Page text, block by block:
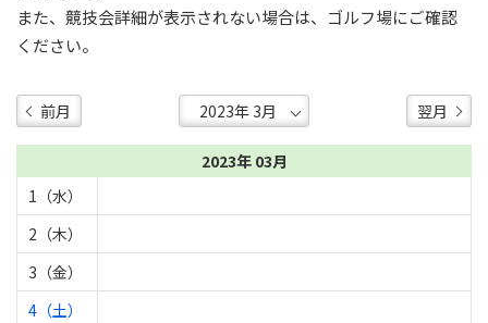
また、競技会詳細が表示されない場合は、ゴルフ場にご確認
ください。
前月 翌月
2023年 03月
1（水）
2（木）
3（金）
4（土）